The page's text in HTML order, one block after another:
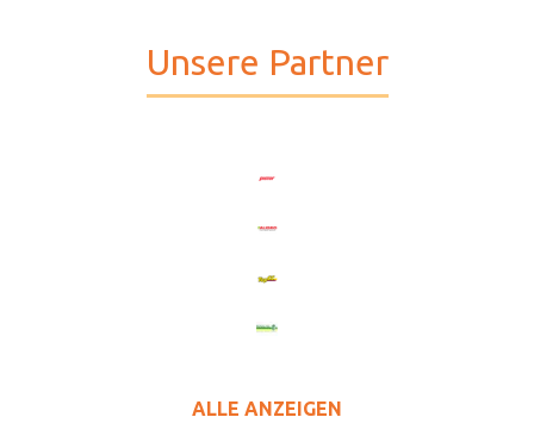
Unsere Partner
ALLE ANZEIGEN